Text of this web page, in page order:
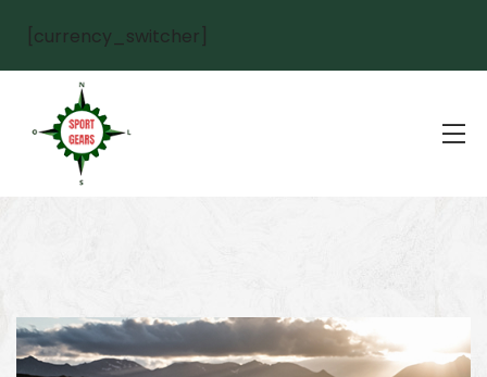
[currency_switcher]